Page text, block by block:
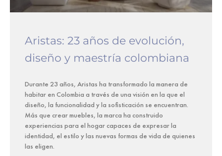
Aristas: 23 años de evolución,
diseño y maestría colombiana
Durante 23 años, Aristas ha transformado la manera de
habitar en Colombia a través de una visión en la que el
diseño, la funcionalidad y la sofisticación se encuentran.
Más que crear muebles, la marca ha construido
experiencias para el hogar capaces de expresar la
identidad, el estilo y las nuevas formas de vida de quienes
las eligen.